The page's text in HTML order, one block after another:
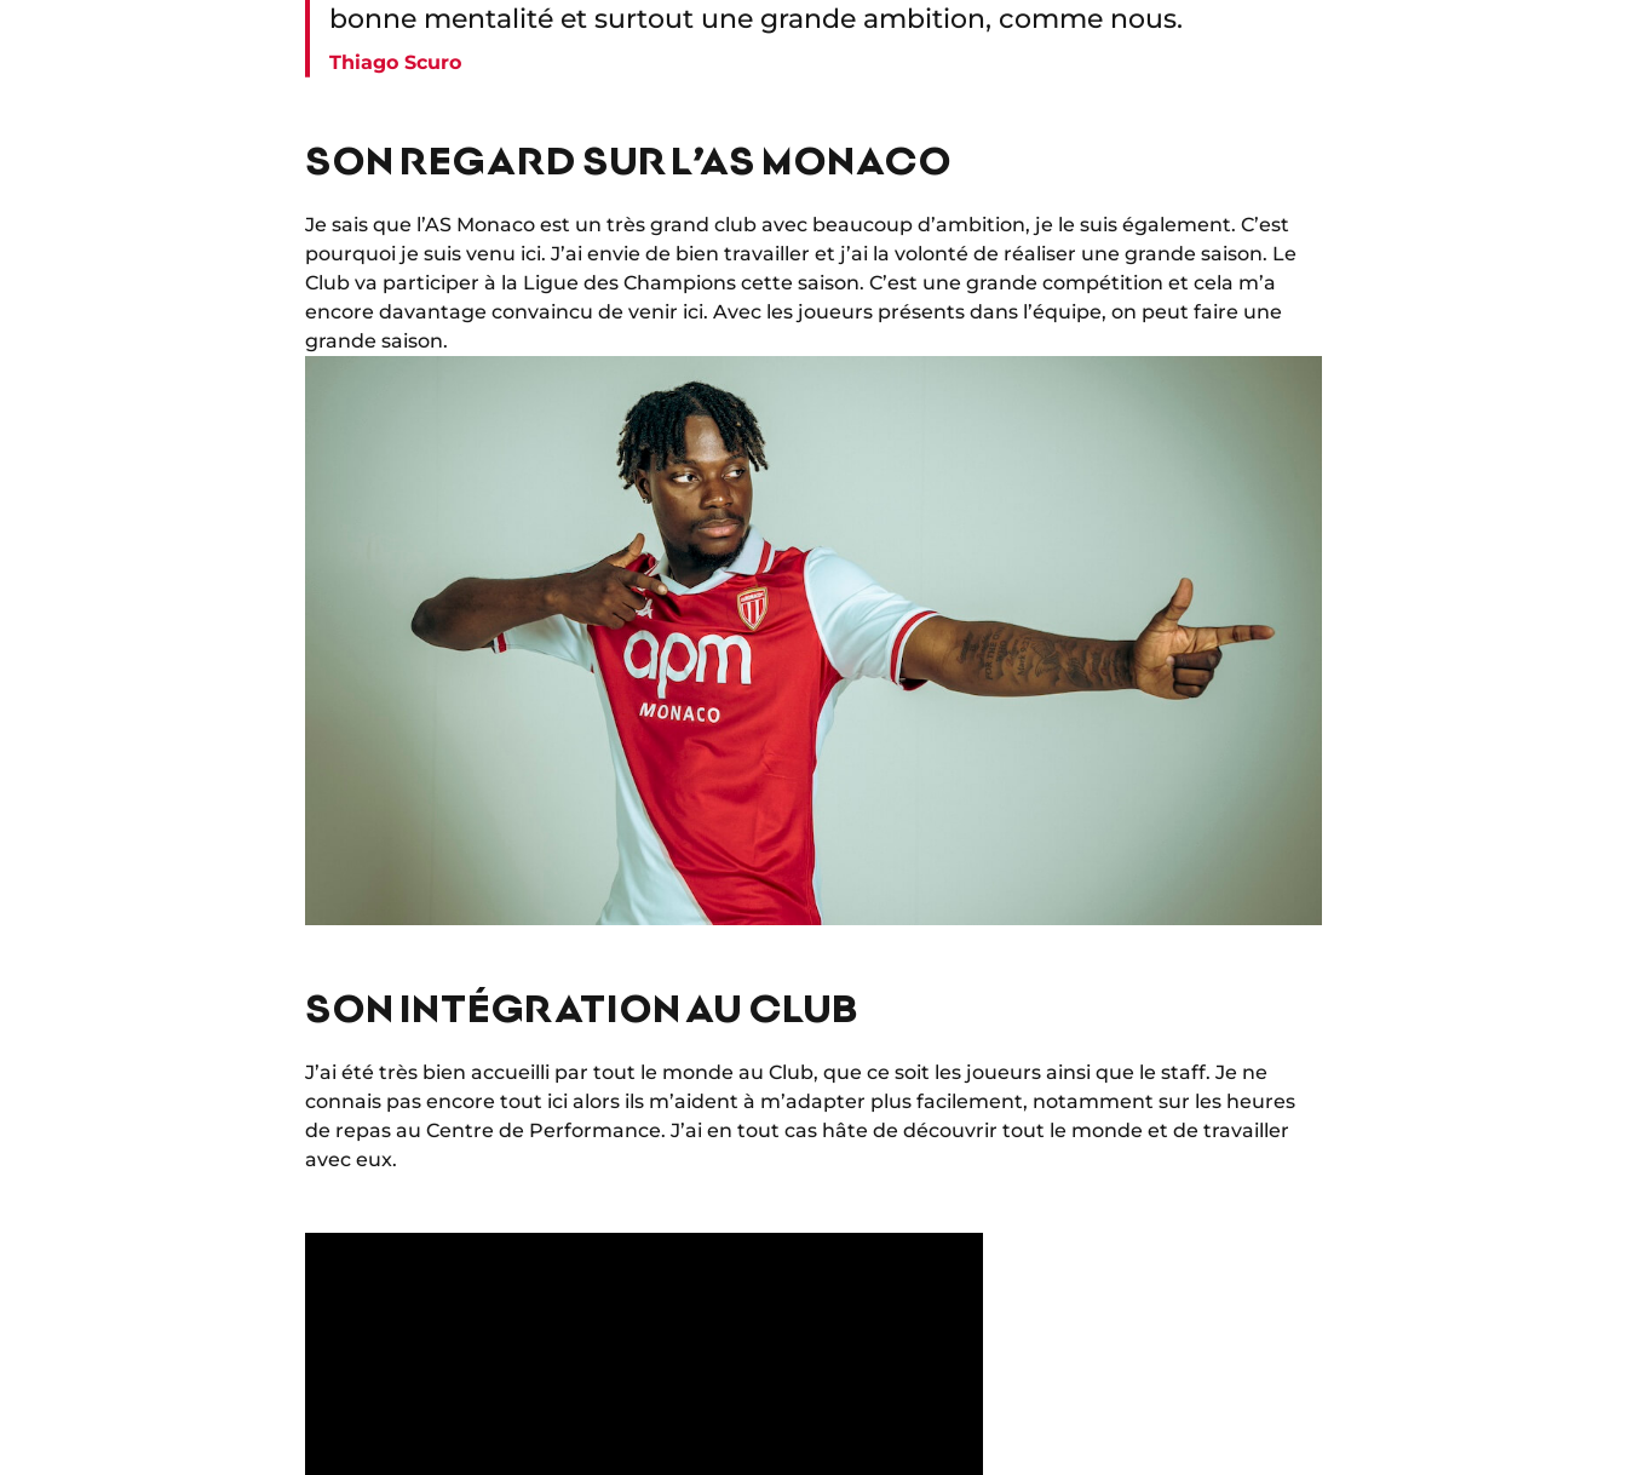
bonne mentalité et surtout une grande ambition, comme nous.
Thiago Scuro
SON REGARD SUR L’AS MONACO
Je sais que l’AS Monaco est un très grand club avec beaucoup d’ambition, je le suis également. C’est
pourquoi je suis venu ici. J’ai envie de bien travailler et j’ai la volonté de réaliser une grande saison. Le
Club va participer à la Ligue des Champions cette saison. C’est une grande compétition et cela m’a
encore davantage convaincu de venir ici. Avec les joueurs présents dans l’équipe, on peut faire une
grande saison.
SON INTÉGRATION AU CLUB
J’ai été très bien accueilli par tout le monde au Club, que ce soit les joueurs ainsi que le staff. Je ne
connais pas encore tout ici alors ils m’aident à m’adapter plus facilement, notamment sur les heures
de repas au Centre de Performance. J’ai en tout cas hâte de découvrir tout le monde et de travailler
avec eux.